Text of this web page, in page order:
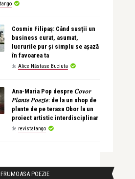
Cosmin Filipaș: Când susții un
business curat, asumat,
lucrurile pur și simplu se așază
în favoarea ta
de Alice Năstase Buciuta
Ana-Maria Pop despre 𝐶𝑜𝑣𝑜𝑟
𝑃𝑙𝑎𝑛𝑡𝑒 𝑃𝑜𝑒𝑧𝑖𝑒: de la un shop de
plante de pe terasa Obor la un
proiect artistic interdisciplinar
de revistatango
POEZIE